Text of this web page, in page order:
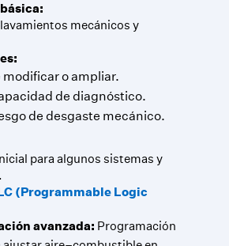
mecánicos y
modificar o ampliar.
de diagnóstico.
de desgaste mecánico.
para algunos sistemas y
(Programmable Logic
avanzada: Programación